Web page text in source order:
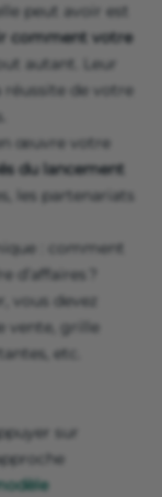
peut avoir est
comment votre
autant. Leur
de votre
œuvre votre
du lancement
les partenariats
: comment
?
vous devez
vente, grille
etc.
sur